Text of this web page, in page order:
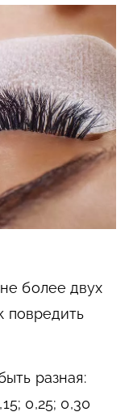
более двух
повредить
разная:
0,25; 0,30